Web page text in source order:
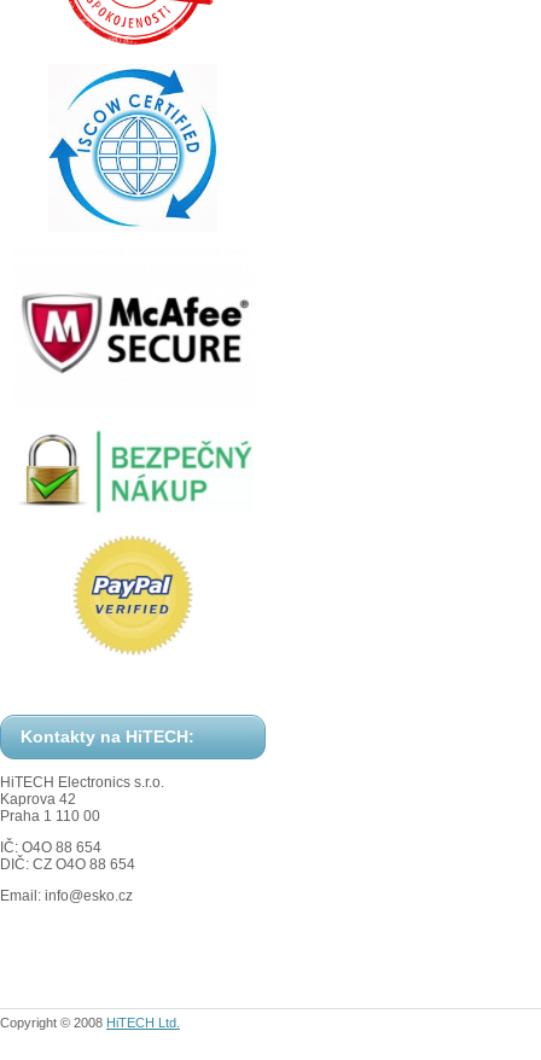
Kontakty na HiTECH:
HiTECH Electronics s.r.o.
Kaprova 42
Praha 1 110 00
IČ: O4O 88 654
DIČ: CZ O4O 88 654
Email: info@esko.cz
Copyright © 2008 HiTECH Ltd.